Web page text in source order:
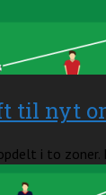
til nyt
i to zoner.